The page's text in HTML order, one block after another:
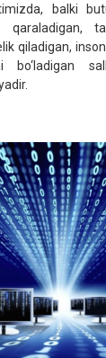
balki
qiladigan,
bo‘ladigan